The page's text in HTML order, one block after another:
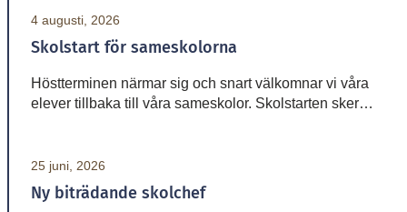
4 augusti, 2026
Skolstart för sameskolorna
Höstterminen närmar sig och snart välkomnar vi våra
elever tillbaka till våra sameskolor. Skolstarten sker
Váhtjer 18 augusti Jåhkåmåhkke 20 augusti
Vårdnadshavare får information från respektive skola
om tider för första skoldagen och annan praktisk
25 juni, 2026
Ny biträdande skolchef